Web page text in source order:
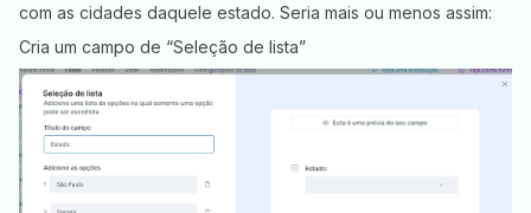
com as cidades daquele estado. Seria mais ou menos assim:
Cria um campo de “Seleção de lista”